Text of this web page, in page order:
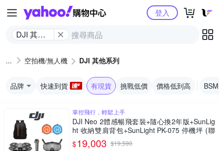
Yahoo購物中心
DJI 其他
登入
空拍機/無人機 DJI 其他系列
品牌 快速到貨 有現貨 挑戰低價 價格低到高
掌控飛行，輕鬆上手
DJI Neo 2體感暢飛套裝+隨心換2年版+SunLig
ht 收納雙肩背包+SunLight PK-075 停機坪 (聯
強公司貨)
$19,003 $19,590